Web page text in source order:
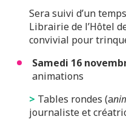
Sera suivi d’un
Librairie de l’Hôtel
convivial pour
Samedi 16
animations
> Tables rondes (a
journaliste et